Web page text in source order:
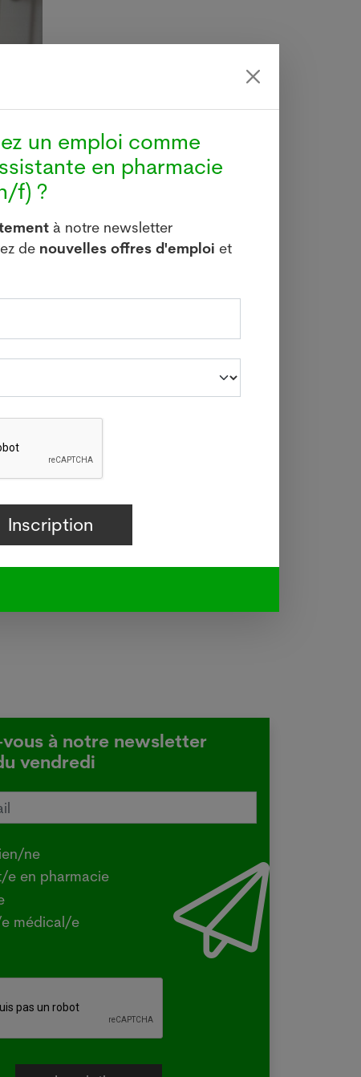
le
des
confirme une transmission
de la grippe aviaire
- La ministre australienne de
a confirmé mercredi que la
H5 de la grippe aviaire, identifiée
première fois dans le pays en juin
oiseau migrateur,...
plus
à notre newsletter
vendredi
ne
e en pharmacie
médical/e
un emploi comme
en pharmacie
f) ?
à notre newsletter
de nouvelles offres d'emploi et